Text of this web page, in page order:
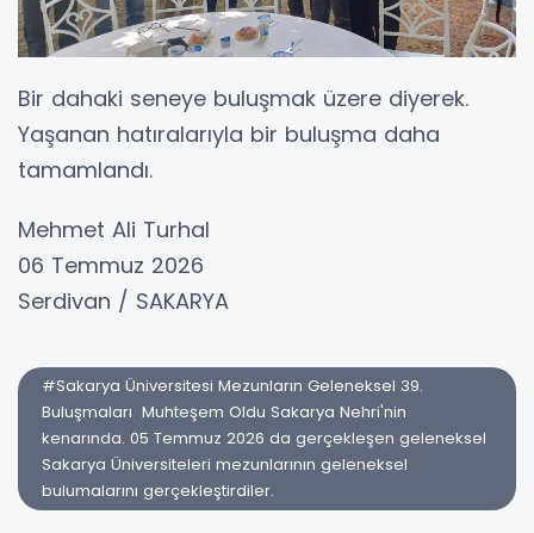
Bir dahaki seneye buluşmak üzere diyerek.
Yaşanan hatıralarıyla bir buluşma daha
tamamlandı.
Mehmet Ali Turhal
06 Temmuz 2026
Serdivan / SAKARYA
#Sakarya Üniversitesi Mezunların Geleneksel 39.
Buluşmaları Muhteşem Oldu Sakarya Nehri'nin
kenarında. 05 Temmuz 2026 da gerçekleşen geleneksel
Sakarya Üniversiteleri mezunlarının geleneksel
bulumalarını gerçekleştirdiler.